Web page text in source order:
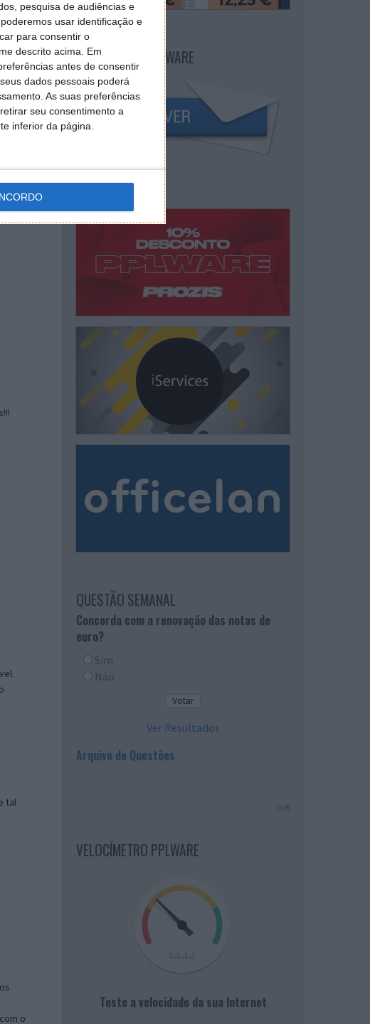
pesquisa de audiências e
usar identificação e
para consentir o
descrito acima. Em
antes de consentir
dados pessoais poderá
As suas preferências
seu consentimento a
inferior da página.
tal
o
NEWSLETTER PPLWARE
QUESTÃO SEMANAL
Concorda com a renovação das notas de
euro?
Sim
Não
Ver Resultados
Arquivo de Questões
PUB
VELOCÍMETRO PPLWARE
Teste a velocidade da sua Internet